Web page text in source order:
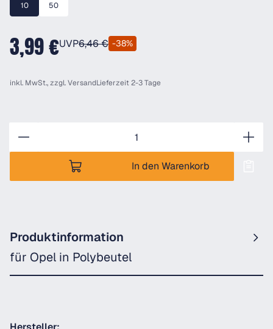
10 50
3,99 €UVP6,46 € -38%
inkl. MwSt., zzgl.VersandLieferzeit 2-3 Tage
In den Warenkorb
Produktinformation
für Opel in Polybeutel